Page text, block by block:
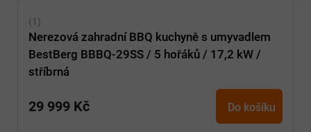
Nerezová zahradní BBQ kuchyně s umyvadlem
BestBerg BBBQ-29SS / 5 hořáků / 17,2 kW /
stříbrná
29 999 Kč Do košíku